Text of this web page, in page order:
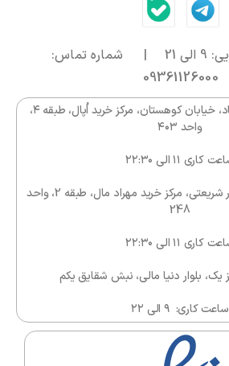
09361126000
شعبه تهران: سعادت آباد، خیابان کوهستان، مرکز خرید اُپال، طبقه ۴،
واحد ۴۰۳
کاری ۱۱ الی ۲۲:۳۰
شعبه کرج: عظیمیه، بلوار شریعتی، مرکز خرید مهراد مال، طبقه 2، واحد
248
کاری ۱۱ الی ۲۲:۳۰
یک، بلوار دنیا مالی، نبش شقایق یکم
ساعت کاری: ۹ الی ۲۲